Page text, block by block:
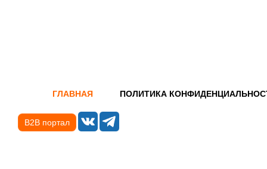
ГЛАВНАЯ ПОЛИТИКА
B2B портал